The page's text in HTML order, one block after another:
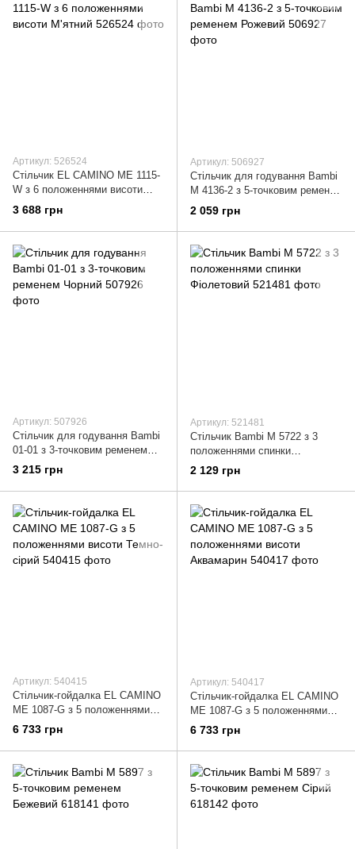
Артикул: 526524
Стільчик EL CAMINO ME 1115-
W з 6 положеннями висоти
М'ятний
3 688 грн
Артикул: 506927
Стільчик для годування Bambi
M 4136-2 з 5-точковим ременем
Рожевий
2 059 грн
Артикул: 507926
Стільчик для годування Bambi
01-01 з 3-точковим ременем
Чорний
3 215 грн
Артикул: 521481
Стільчик Bambi M 5722 з 3
положеннями спинки
Фіолетовий
2 129 грн
Артикул: 540415
Стільчик-гойдалка EL CAMINO
ME 1087-G з 5 положеннями
висоти Темно-сірий
6 733 грн
Артикул: 540417
Стільчик-гойдалка EL CAMINO
ME 1087-G з 5 положеннями
висоти Аквамарин
6 733 грн